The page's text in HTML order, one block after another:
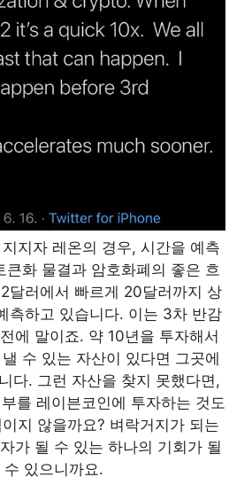
지자 레온의 경우, 시간을 예측
큰화 물결과 암호화폐의 좋은 흐
달러에서 빠르게 20달러까지 상
측하고 있습니다. 이는 3차 반감
에 말이죠. 약 10년을 투자해서
수 있는 자산이 있다면 그곳에
다. 그런 자산을 찾지 못했다면,
를 레이븐코인에 투자하는 것도
지 않을까요? 벼락거지가 되는
가 될 수 있는 하나의 기회가 될
수 있으니까요.